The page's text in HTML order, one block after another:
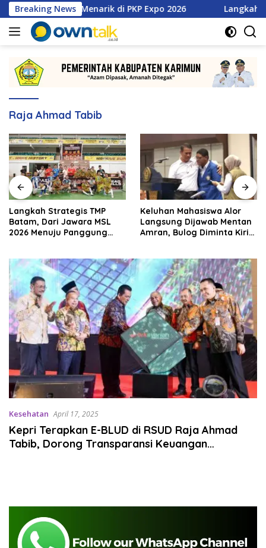
Langsung
ke
konten
Breaking News
Promo Menarik di PKP Expo 2026 Langkah Strategis
Raja Ahmad Tabib
Langkah Strategis TMP
Batam, Dari Jawara MSL
2026 Menuju Panggung
Keluhan Mahasiswa Alor
Langsung Dijawab Mentan
Amran, Bulog Diminta Kirim
Kesehatan April 17, 2025
Kepri Terapkan E-BLUD di RSUD Raja Ahmad
Tabib, Dorong Transparansi Keuangan